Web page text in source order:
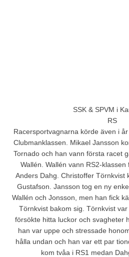
SSK & SPVM i
RS
Racersportvagnarna körde även i
Clubmanklassen. Mikael Jansson
Tornado och han vann första racet
Wallén. Wallén vann RS2-
Anders Dahg. Christoffer Törnkvist
Gustafson. Jansson tog en ny
Wallén och Jonsson, men han fick
Törnkvist bakom sig. Törnkvist
försökte hitta luckor och svagheter
han var uppe och stressade
hålla undan och han var ett par
kom tvåa i RS1 medan